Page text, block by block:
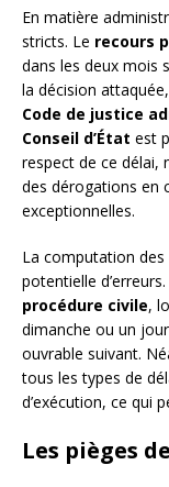
En matière
stricts. Le recours
dans les deux mois
la décision
Code de justice
Conseil d’État est
respect de ce délai,
des dérogations en
exceptionnelles.
La computation
potentielle d’erreurs.
procédure civile,
dimanche ou un
ouvrable suivant.
tous les types de
d’exécution, ce qui
Les pièges